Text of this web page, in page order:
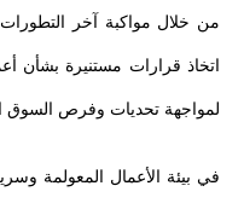
من خلال مواكبة آخر
اتخاذ قرارات مستنيرة بشأن
لمواجهة تحديات وفرص السوق
في بيئة الأعمال المعولمة